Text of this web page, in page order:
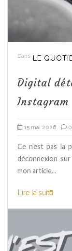
Dans LE
Digital
Instagram
15 mai 2026 0
Ce n’est pas la
déconnexion
mon article...
Lire la suite